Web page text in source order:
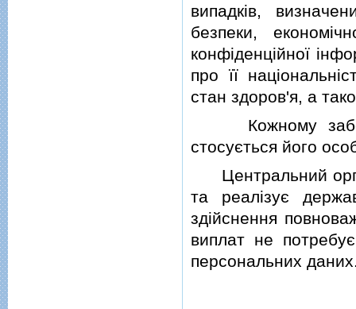
випадкiв,
безпеки,
конфiденцiйної
про її
стан здоров'я, а
Кожному
стосується його
Центральний
та реалiзує
здiйснення
виплат не
персональних